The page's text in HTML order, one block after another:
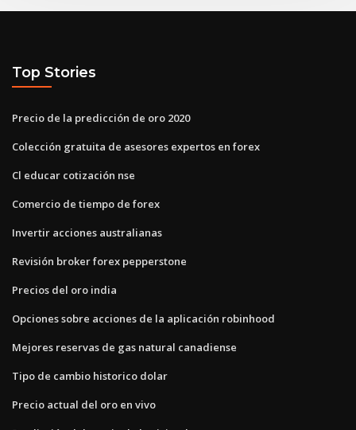
Top Stories
Precio de la predicción de oro 2020
Colección gratuita de asesores expertos en forex
Cl educar cotización nse
Comercio de tiempo de forex
Invertir acciones australianas
Revisión broker forex pepperstone
Precios del oro india
Opciones sobre acciones de la aplicación robinhood
Mejores reservas de gas natural canadiense
Tipo de cambio historico dolar
Precio actual del oro en vivo